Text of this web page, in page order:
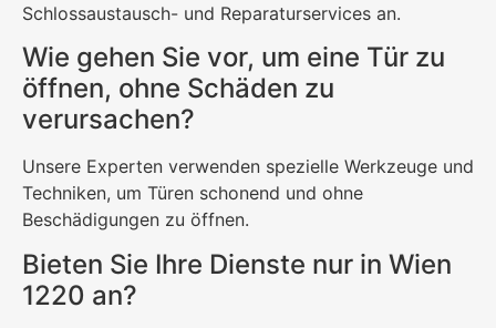
Schlossaustausch- und Reparaturservices an.
Wie gehen Sie vor, um eine Tür zu
öffnen, ohne Schäden zu
verursachen?
Unsere Experten verwenden spezielle Werkzeuge und
Techniken, um Türen schonend und ohne
Beschädigungen zu öffnen.
Bieten Sie Ihre Dienste nur in Wien
1220 an?